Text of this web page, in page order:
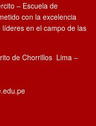
– Escuela de
con la excelencia
en el campo de las
de Chorrillos Lima –